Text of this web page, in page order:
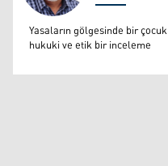
Prof. Dr. Ümit Yazıcıoğlu
Yasaların gölgesinde bir
hukuki ve etik bir inceleme